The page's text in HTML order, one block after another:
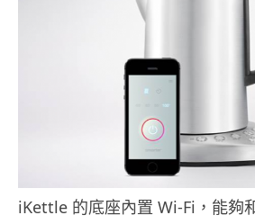
iKettle 的底座內置 Wi-Fi，能夠